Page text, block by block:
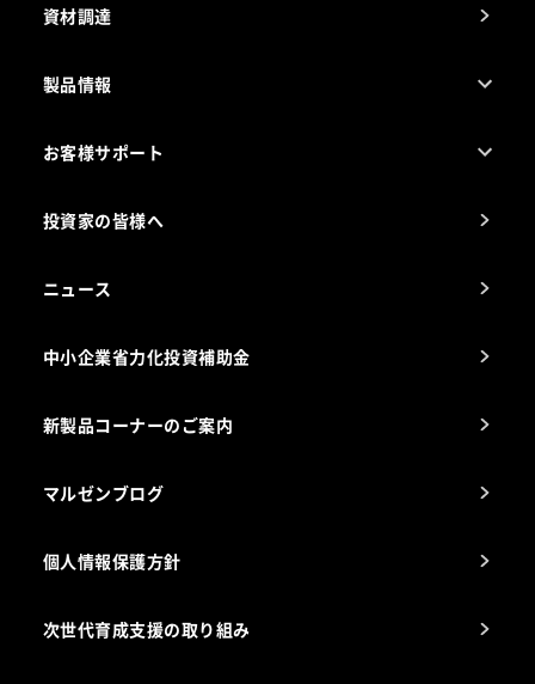
資材調達
製品情報
電気・ガス別厨房機器
お客様サポート
アフターサービスお問合せ先
海外出店をご検討のお客様へ
投資家の皆様へ
ニュース
中小企業省力化投資補助金
新製品コーナーのご案内
マルゼンブログ
個人情報保護方針
次世代育成支援の取り組み